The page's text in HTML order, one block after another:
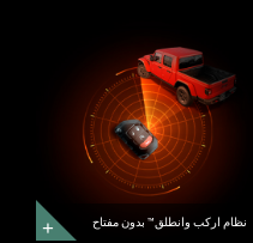
وانطلق&trade;
بدون
مفتاح
وانطلق&trade;
نظام اركب وانطلق™ بدون مفتاح